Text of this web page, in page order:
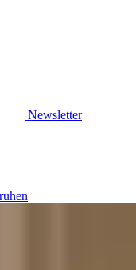
Newsletter